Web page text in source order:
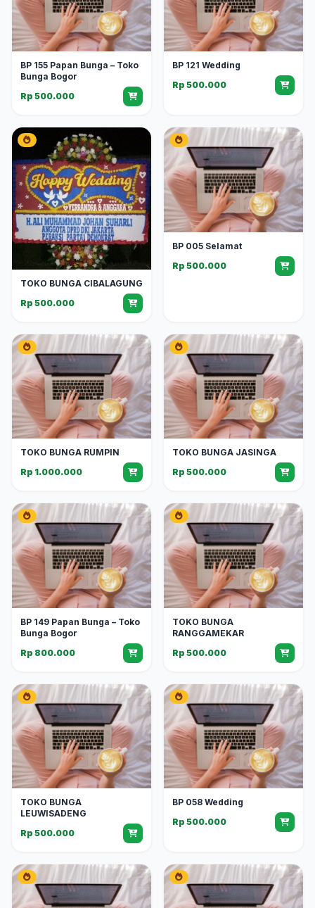
BP 155 Papan Bunga – Toko
Bunga Bogor
Rp 500.000
BP 121 Wedding
Rp 500.000
TOKO BUNGA CIBALAGUNG
Rp 500.000
BP 005 Selamat
Rp 500.000
TOKO BUNGA RUMPIN
Rp 1.000.000
TOKO BUNGA JASINGA
Rp 500.000
BP 149 Papan Bunga – Toko
Bunga Bogor
Rp 800.000
TOKO BUNGA
RANGGAMEKAR
Rp 500.000
TOKO BUNGA
LEUWISADENG
Rp 500.000
BP 058 Wedding
Rp 500.000